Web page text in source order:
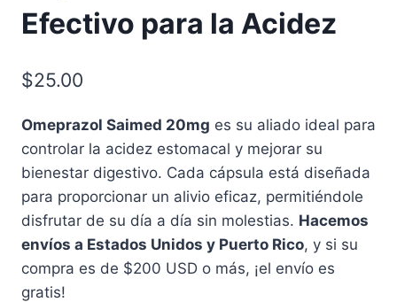
Efectivo para la Acidez
$25.00
Omeprazol Saimed 20mg es su aliado ideal para
controlar la acidez estomacal y mejorar su
bienestar digestivo. Cada cápsula está diseñada
para proporcionar un alivio eficaz, permitiéndole
disfrutar de su día a día sin molestias. Hacemos
envíos a Estados Unidos y Puerto Rico, y si su
compra es de $200 USD o más, ¡el envío es
gratis!